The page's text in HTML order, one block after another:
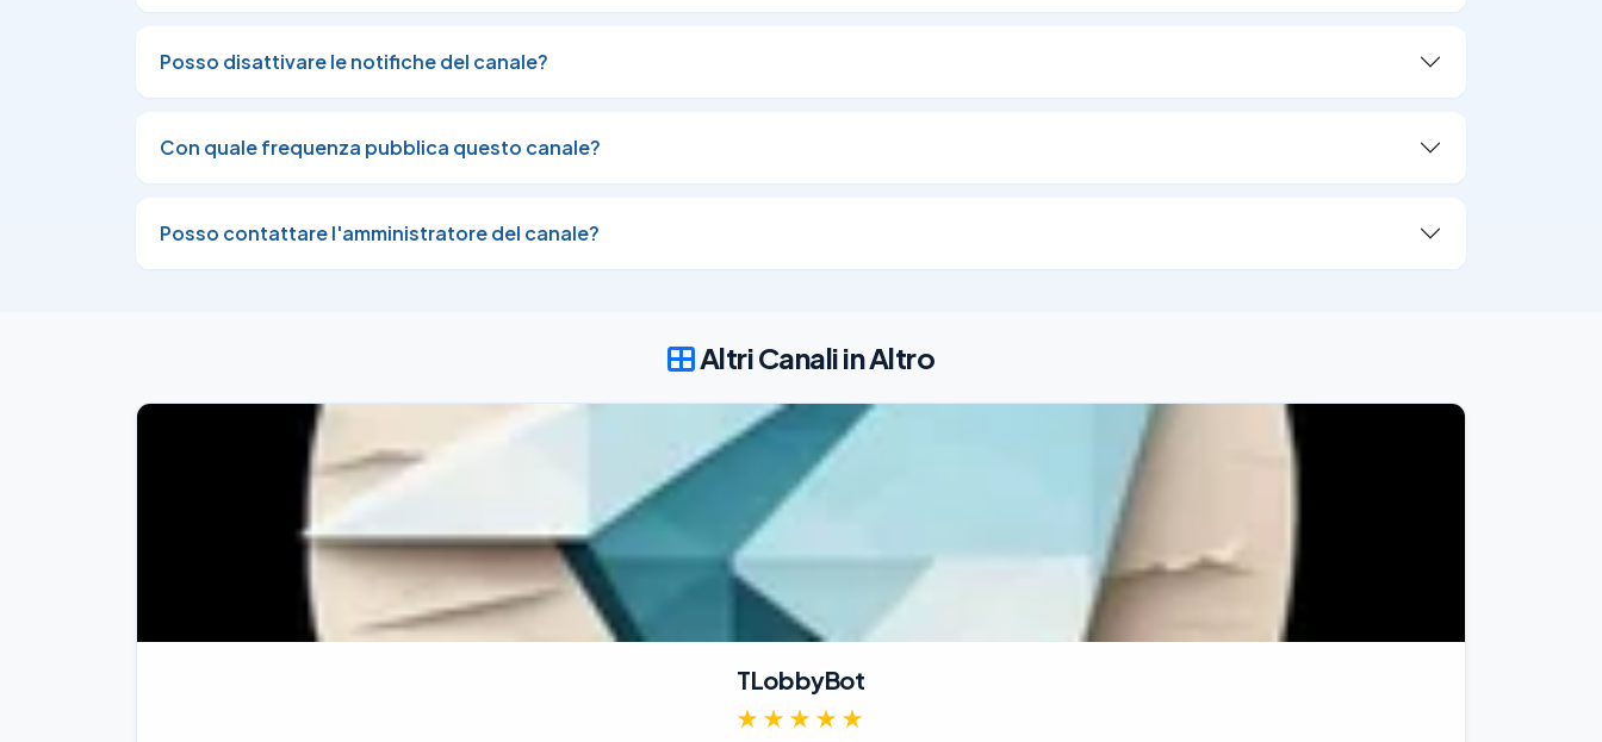
Posso disattivare le notifiche del canale?
Con quale frequenza pubblica questo canale?
Posso contattare l'amministratore del canale?
Altri Canali in Altro
TLobbyBot
★★★★★